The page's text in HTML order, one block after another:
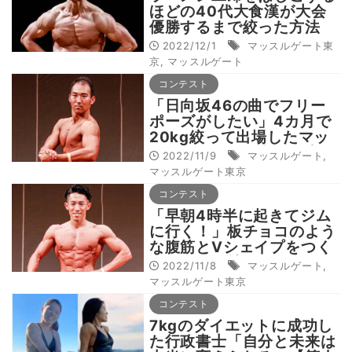
ほどの40代大食漢が大会
優勝するまで絞った方法
2022/12/1
マッスルゲート東
京
マッスルゲート
コンテスト
「日向坂46の曲でフリー
ポーズがしたい」4カ月で
20kg絞って出場したマッ
スルゲートの舞台で見事優
勝
2022/11/9 マッスルゲート
マッスルゲート東京
コンテスト
「早朝4時半に起きてジム
に行く！」板チョコのよう
な腹筋とVシェイプをつく
りあげる会社員
2022/11/8 マッスルゲート
マッスルゲート東京
コンテスト
7kgのダイエットに成功し
た行政書士「自分と未来は